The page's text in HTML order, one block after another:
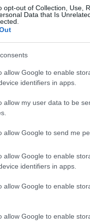
opt-out of Collection, Use,
Data that Is
allow Google to enable
identifiers in apps.
allow my user data to be
allow Google to send me
allow Google to enable
identifiers in apps.
allow Google to enable
allow Google to enable
star
Li-
sources
least one
Li-Ning